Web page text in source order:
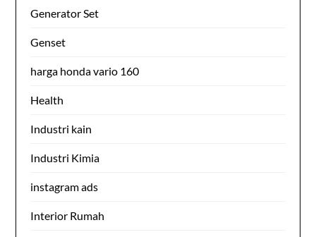
Generator Set
Genset
harga honda vario 160
Health
Industri kain
Industri Kimia
instagram ads
Interior Rumah